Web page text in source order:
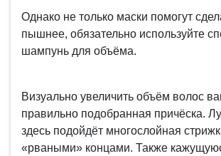
Однако не только маски помогут
пышнее, обязательно используйте
шампунь для объёма.
Визуально увеличить объём волос
правильно подобранная причёска.
здесь подойдёт многослойная
«рваными» концами. Также